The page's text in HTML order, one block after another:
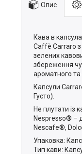
Опис
Кава в
Caffè Carraro з
зелених
збереження
ароматного та
Капсули
Густо).
Не плутати із
Nespresso® –
Nescafe®,
Упаковка:
Тип кави: